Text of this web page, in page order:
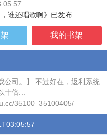
谁还唱歌啊》已发布
我的书架
公司。】 不过好在，返利系统
倍...
35100_35100405/